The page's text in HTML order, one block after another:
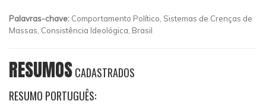
Palavras-chave: Comportamento Político, Sistemas de Crenças de
Massas, Consistência Ideológica, Brasil
RESUMOSCADASTRADOS
RESUMO PORTUGUÊS: